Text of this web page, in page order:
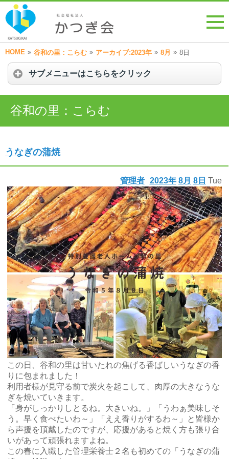
HOME » 谷和の里：こらむ » アーカイブ:2023年 » 8月 » 8日
サブメニューはこちらをクリック
谷和の里：こらむ
うなぎの蒲焼
2023年 8月 8日 Tue
管理者
この日、谷和の里は甘いたれの焦げる香ばしいうなぎの香
りに包まれました！
利用者様が見守る前で炭火を起こして、肉厚の大きなうな
ぎを焼いていきます。
「身がしっかりしとるね。大きいね。」「うわぁ美味しそ
う。早く食べたいわ～」「ええ香りがするわ～」と皆様か
ら声援を頂戴したのですが、応援があると焼く方も張り合
いがあって頑張れますよね。
この春に入職した管理栄養士２名も初めての「うなぎの蒲